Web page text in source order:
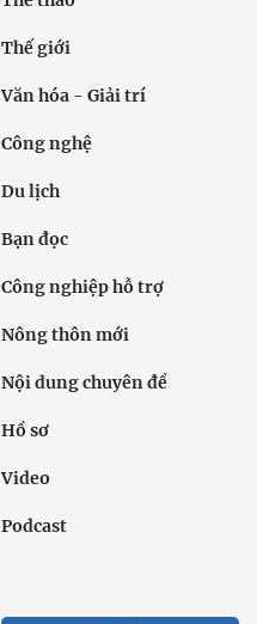
Thế giới
Văn hóa - Giải trí
Công nghệ
Du lịch
Bạn đọc
Công nghiệp hỗ trợ
Nông thôn mới
Nội dung chuyên đề
Hồ sơ
Video
Podcast